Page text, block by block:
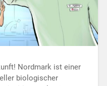
Nordmark ist einer
biologischer